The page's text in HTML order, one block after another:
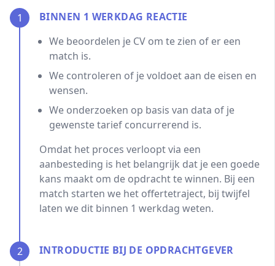
1
BINNEN 1 WERKDAG REACTIE
We beoordelen je CV om te zien of er een
match is.
We controleren of je voldoet aan de eisen en
wensen.
We onderzoeken op basis van data of je
gewenste tarief concurrerend is.
Omdat het proces verloopt via een
aanbesteding is het belangrijk dat je een goede
kans maakt om de opdracht te winnen. Bij een
match starten we het offertetraject, bij twijfel
laten we dit binnen 1 werkdag weten.
2
INTRODUCTIE BIJ DE OPDRACHTGEVER